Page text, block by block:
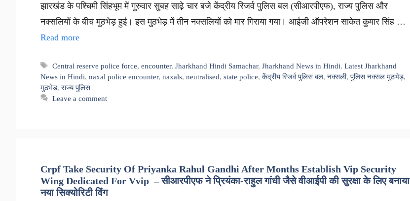
झारखंड के पश्चिमी सिंहभूम में गुरुवार सुबह साढ़े चार बजे केंद्रीय रिजर्व पुलिस बल (सीआरपीएफ), राज्य पुलिस और
नक्सलियों के बीच मुठभेड़ हुई। इस मुठभेड़ में तीन नक्सलियों को मार गिराया गया। आईजी ऑपरेशन साकेत कुमार सिंह …
Read more
Tags
Central reserve police force,encounter,Jharkhand Hindi Samachar,Jharkhand News in Hindi,Latest Jharkhand
News in Hindi, naxal police encounter, naxals, neutralised, state police,केंद्रीय रिजर्व पुलिस बल,नक्सली,पुलिस नक्सल मुठभेड़,
मुठभेड़,राज्य पुलिस
Leave a comment
Crpf Take Security Of Priyanka Rahul Gandhi After Months Establish Vip Security
Wing Dedicated For Vvip – सीआरपीएफ ने प्रियंका-राहुल गांधी जैसे वीआईपी की सुरक्षा के लिए बनाया
नया सिक्योरिटी विंग